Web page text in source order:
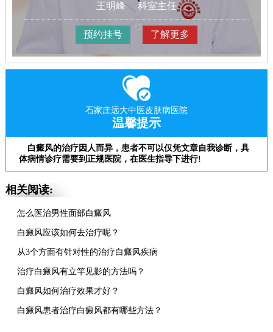
王明峰 科室主任
预约挂号 了解更多
石家庄远大中医皮肤病医院
温馨提示
白癜风的治疗因人而异，患者不可以仅凭文章自我诊断，具
体病情诊疗需要到正规医院，在医生指导下进行!
相关阅读:
怎么医治男性面部白癜风
白癜风应该如何去治疗呢？
从3个方面有针对性的治疗白癜风疾病
治疗白癜风有立竿见影的方法吗？
白癜风如何治疗效果才好？
白癜风患者治疗白癜风都有哪些方法？